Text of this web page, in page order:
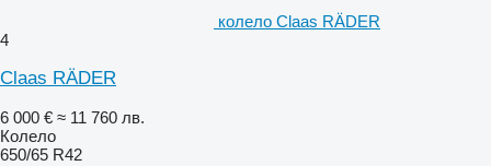
колело Claas RÄDER
4
Claas RÄDER
6 000 € ≈ 11 760 лв.
Колело
650/65 R42